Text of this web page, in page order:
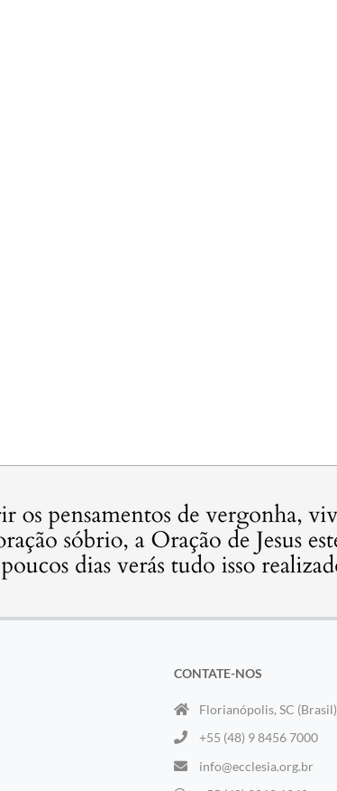
CONTATE-NOS
Florianópolis, SC (Brasil)
+55 (48) 9 8456 7000
info@ecclesia.org.br